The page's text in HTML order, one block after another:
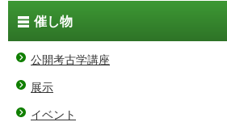
催し物
公開考古学講座
展示
イベント